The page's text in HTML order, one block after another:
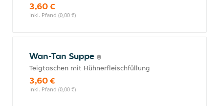
3,60 €
inkl. Pfand (0,00 €)
Wan-Tan Suppe
Teigtaschen mit Hühnerfleischfüllung
3,60 €
inkl. Pfand (0,00 €)